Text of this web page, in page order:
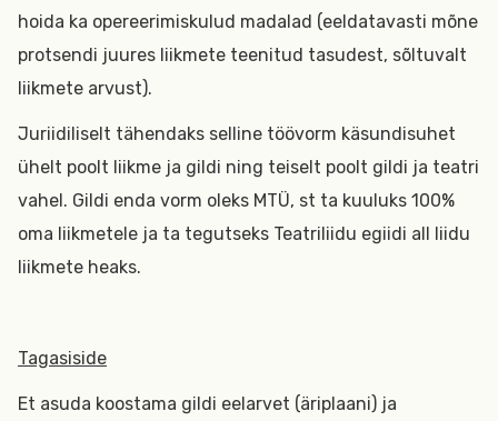
hoida ka opereerimiskulud madalad (eeldatavasti mõne
protsendi juures liikmete teenitud tasudest, sõltuvalt
liikmete arvust).
Juriidiliselt tähendaks selline töövorm käsundisuhet
ühelt poolt liikme ja gildi ning teiselt poolt gildi ja teatri
vahel. Gildi enda vorm oleks MTÜ, st ta kuuluks 100%
oma liikmetele ja ta tegutseks Teatriliidu egiidi all liidu
liikmete heaks.
Tagasiside
Et asuda koostama gildi eelarvet (äriplaani) ja